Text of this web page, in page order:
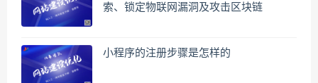
索、锁定物联网漏洞及攻击区块链
小程序的注册步骤是怎样的